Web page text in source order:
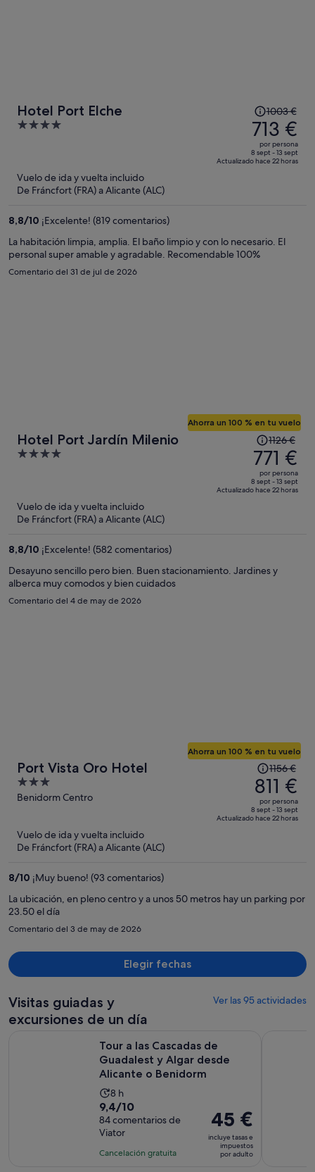
Hotel Port Elche
4
El
precio
era
de
1003 €,
por
persona
1003 €
713 €
por persona
8 sept - 13 sept
Actualizado hace 22 horas
Vuelo de ida y vuelta incluido
De Fráncfort (FRA) a Alicante (ALC)
8,8/10 ¡Excelente! (819 comentarios)
La habitación limpia, amplia. El baño limpio y con lo necesario. El
personal super amable y agradable. Recomendable 100%
Comentario del 31 de jul de 2026
Hotel Port Jardín Milenio
4
Ahorra un 100 % en tu vuelo
El
precio
era
de
1126 €,
por
1126 €
771 €
por persona
8 sept - 13 sept
Actualizado hace 22 horas
Vuelo de ida y vuelta incluido
De Fráncfort (FRA) a Alicante (ALC)
8,8/10 ¡Excelente! (582 comentarios)
Desayuno sencillo pero bien. Buen stacionamiento. Jardines y
alberca muy comodos y bien cuidados
Comentario del 4 de may de 2026
Port Vista Oro Hotel
3
out
5
Benidorm Centro
Ahorra un 100 % en tu vuelo
El
precio
era
de
1156 €,
por
1156 €
811 €
por persona
8 sept - 13 sept
Actualizado hace 22 horas
Vuelo de ida y vuelta incluido
De Fráncfort (FRA) a Alicante (ALC)
8/10 ¡Muy bueno! (93 comentarios)
La ubicación, en pleno centro y a unos 50 metros hay un parking por
23.50 el día
Comentario del 3 de may de 2026
Elegir fechas
Visitas guiadas y
excursiones de un día
Ver las 95 actividades
Tour a las Cascadas de
Guadalest y Algar desde
Alicante o Benidorm
La
duración
de
la
actividad
8 h
9.4
sobre
10
con
9,4/10
84 comentarios de
Viator
Cancelación gratuita
El
precio
es
de
45 €
incluye tasas e
impuestos
por adulto